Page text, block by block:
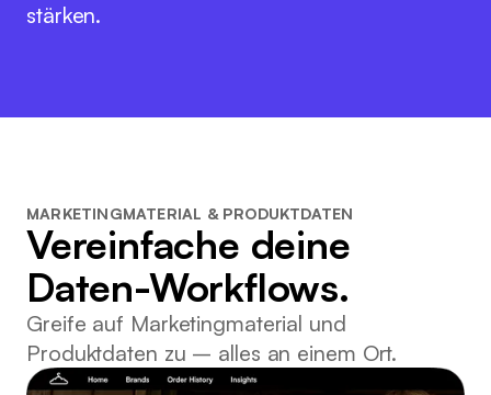
stärken.
MARKETINGMATERIAL & PRODUKTDATEN
Vereinfache deine
Daten-Workflows.
Greife auf Marketingmaterial und
Produktdaten zu – alles an einem Ort.